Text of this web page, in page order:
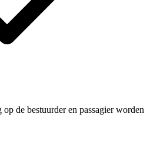
de bestuurder en passagier worden